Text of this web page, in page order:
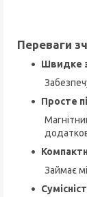
Переваги
Швидке
Просте
Займає